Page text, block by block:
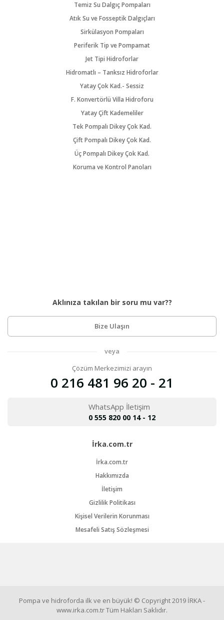
Temiz Su Dalgıç Pompaları
Atık Su ve Fosseptik Dalgıçları
Sirkülasyon Pompaları
Periferik Tip ve Pompamat
Jet Tipi Hidroforlar
Hidromatlı – Tanksız Hidroforlar
Yatay Çok Kad.- Sessiz
F. Konvertörlü Villa Hidroforu
Yatay Çift Kademeliler
Tek Pompalı Dikey Çok Kad.
Çift Pompalı Dikey Çok Kad.
Üç Pompalı Dikey Çok Kad.
Koruma ve Kontrol Panoları
Aklınıza takılan bir soru mu var??
Bize Ulaşın
veya
Çözüm Merkezimizi arayın
0 216 481 96 20 - 21
WhatsApp İletişim
0 555 820 00 14 - 12
İrka.com.tr
İrka.com.tr
Hakkımızda
İletişim
Gizlilik Politikası
Kişisel Verilerin Korunması
Mesafeli Satış Sözleşmesi
Pompa ve hidroforda ilk ve en büyük! © Copyright 2019 İRKA -
www.irka.com.tr Tüm Hakları Saklıdır.